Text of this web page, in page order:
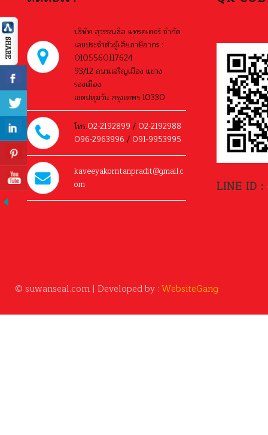
บริษัท สุวรรณซีล แทรคเตอร์ จำกัด
เลขประจำตัวผู้เสียภาษีอากร :
0105560117624
93/12 ถนนเจริญเมือง แขวง
รองเมือง
เขตปทุมวัน กรุงเทพฯ 10330
โทร.02-2192899/ 02-2192988
096-2963996/ 091-9953995
kaveeyakorntanpradit@gmail.c
om
LINE ID :
© suwanseal.com | Developed by : WebsiteGang